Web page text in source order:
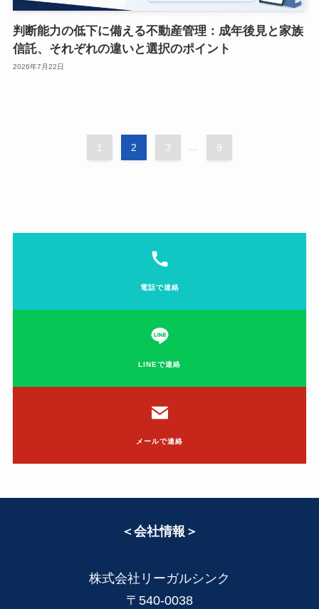
判断能力の低下に備える不動産管理：成年後見と家族
信託、それぞれの違いと選択のポイント
2026年7月22日
1 2 3 9
電話で連絡
LINEで連絡
メールで連絡
＜会社情報＞
株式会社リーガルシンク
〒540-0038